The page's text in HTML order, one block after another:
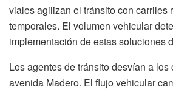
viales agilizan el tránsito con carriles
temporales. El volumen vehicular
implementación de estas soluciones
Los agentes de tránsito desvían a
avenida Madero. El flujo vehicular